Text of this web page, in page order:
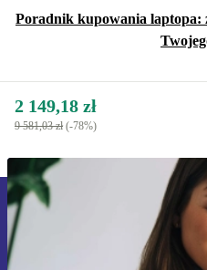
Poradnik kupowania laptopa:
2 149,18 zł
9 581,03 zł (-78%)
Zapisz się na
Nie przegap